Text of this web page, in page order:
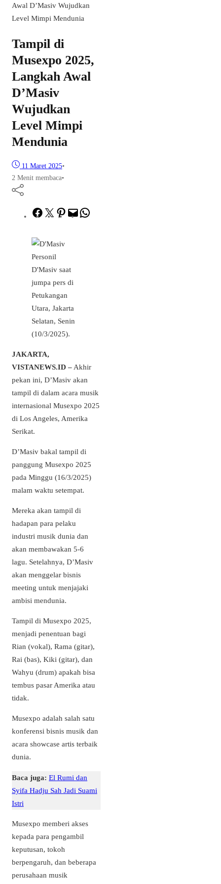
Awal D’Masiv Wujudkan
Level Mimpi Mendunia
Tampil di
Musexpo 2025,
Langkah Awal
D’Masiv
Wujudkan
Level Mimpi
Mendunia
11 Maret 2025•
2 Menit membaca•
Facebook
TwitterPinterest
Mail
Personil
D'Masiv saat
jumpa pers di
Petukangan
Utara, Jakarta
Selatan, Senin
(10/3/2025).
JAKARTA,
VISTANEWS.ID – Akhir
pekan ini, D’Masiv akan
tampil di dalam acara musik
internasional Musexpo 2025
di Los Angeles, Amerika
Serikat.
D’Masiv bakal tampil di
panggung Musexpo 2025
pada Minggu (16/3/2025)
malam waktu setempat.
Mereka akan tampil di
hadapan para pelaku
industri musik dunia dan
akan membawakan 5-6
lagu. Setelahnya, D’Masiv
akan menggelar bisnis
meeting untuk menjajaki
ambisi mendunia.
Tampil di Musexpo 2025,
menjadi penentuan bagi
Rian (vokal), Rama (gitar),
Rai (bas), Kiki (gitar), dan
Wahyu (drum) apakah bisa
tembus pasar Amerika atau
tidak.
Musexpo adalah salah satu
konferensi bisnis musik dan
acara showcase artis terbaik
dunia.
Baca juga: El Rumi dan
Syifa Hadju Sah Jadi Suami
Istri
Musexpo memberi akses
kepada para pengambil
keputusan, tokoh
berpengaruh, dan beberapa
perusahaan musik